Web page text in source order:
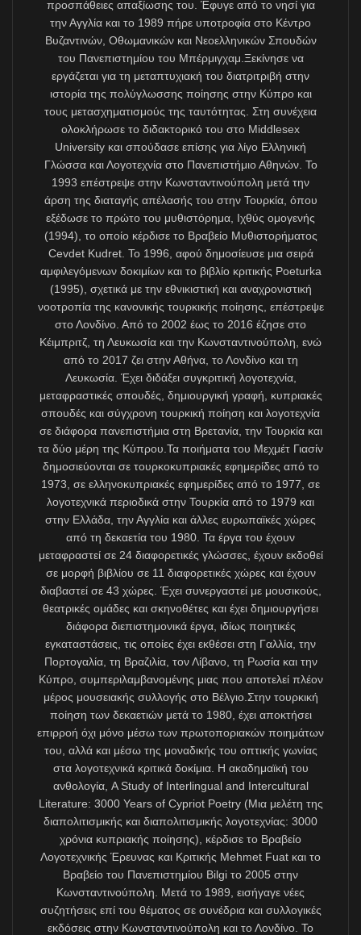
gibi, dönemin Hollanda Dışişleri Bakanı ve AB Konsey
Başkanı Bert Koenders’e laf ola çeşitli mektuplar
gönderip “Türkçeyi AB dili yapın” diye
tekrarlayacaklardı. Bert Koenders ise AB Konsey
Başkanı sıfatıyla 12 Nisan 2016’da verdiği resmî
cevapta, “Kıbrıs’ın yeniden birleşmesinden sonra
Türkçenin AB’nin resmî dillerinden biri olmasının
gereğini ve önemini kavradığını ve bu konudaki hazırlık
çalışmasını AB Komisyonu ile Kıbrıs Cumhuriyeti
hükümeti arasında başlatmaktan mutluluk duyacağını”
belirtecekti. Bu son yazışmalar, Kıbrıs Sorunu’nun
çözümüyle beraber Türkçenin AB dili olacağı
konusunda kuşkuya yer bırakmıyor.
Ama 2017’de Cras Montana’daki barış görüşmeleri
sonuçsuz kalınca, Türkiye, federal çözüm tezini terk
etti. Yalnızca güney yarısı değil, Türkiye’ninde
kontrolü altındaki kuzey yarısı dade jureanlamda
Avrupa Birliği toprağı sayılan Kıbrıs’ta, Kıbrıslıtürk
halkına sormaksızın “ayrı bir egemen Türk devletinin
tanınması” gibi akıldışı taleplerde bulunmaya başladı.
Bu yüzden de, Türkçeyi AB dili yapmak için başlaması
öngörülen hazırlıklar yine ertelenmiş oldu.
Hal böyle iken asıl anlamakta zorlandığım, Türkçenin
mevcut siyasi koşullarda AB dili yapılamayacağını bile
bile, bu konuyu gerek Lefkoşa’da gerekse Brüksel’de
kimi federal Kıbrıs savunucusu Kıbrıslı politikacı
dostlarımızın ne diye tekrarladığıdır. Acaba Kıbrıslıtürk
ve Türkiye kamuoyunda pozitif bir imaj yaratıp
popülarite kazanmak için mi bunu yapıyorlar? Yoksa
bütün bu tuhaflıklar, iş somut siyasi uygulamaya gelince
risk almaktan kaçınırken “Kıbrıslıtürk kardeşlerimiz”
retoriğini de sürdüren bağlantılı oldukları bazı
Kıbrıslırum partilerinin bilgisiyle mi yapılıyor?
Kısa süre önce yaşadığım bir olay, Türkçe için
dışarıdan yapılan bu beyhude girişimlerin asıl amacını
anlayabilmemi iyice zorlaştırdı. Çünkü ülke içinde
yapılacak çalışmalara ağırlık verilirse ve Kıbrıs
Cumhuriyeti’nin yetkili organlarına belirli alanları
kapsayan somut ve uygulanabilir önerilerle gidilirse,
Türkçe açısından bazı kazanımlar elde edilebileceği
yönünde bir kanı edinmeme yol açtı:
Kıbrıs Cumhuriyeti Kültür Yardımcı Bakanlığı’nın
yalnızca Yunanca eserlerin yabancı dillere çevirisi için
fon vermesi nedeniyle kitaplarımı çevirenlerin
başvurularının geri çevrilmesini ilk kez 2022 sonlarında
ve dolaylı biçimde gündeme getirdim. Çeyrek yüzyıldır
birçok dile kitaplarımı çevirmeye çalışanlara, “Kıbrıs
Cumhuriyeti Yabancı Dillere Çeviri Programı”na Türkçe
dahil olmadığı gerekçesiyle hiçbir katkı yapılmamıştı.
Son olarak kitabımı Türkçeden değil, ama Yunanca
üzerinden çeviren Arnavut çevirmenler de reddedilince,
onların hazırladığı itiraz dilekçesine destek